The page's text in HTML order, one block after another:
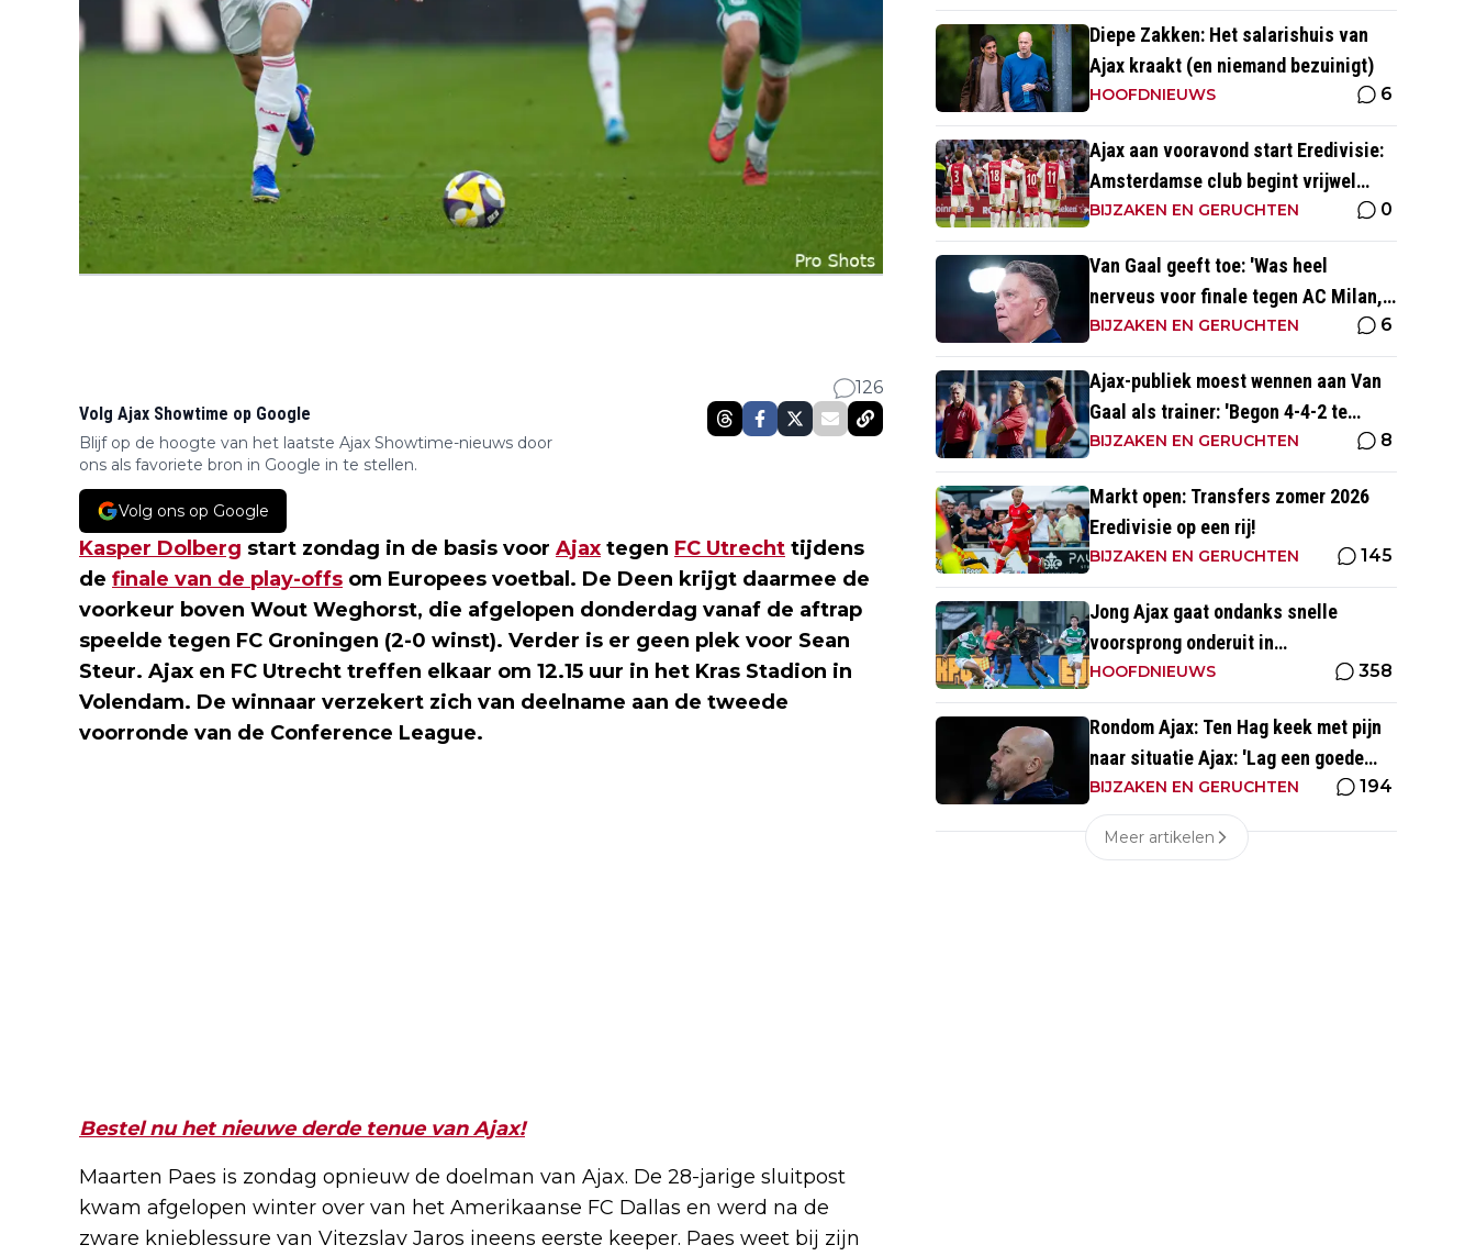
126
Volg Ajax Showtime op Google
Blijf op de hoogte van het laatste Ajax Showtime-nieuws door
ons als favoriete bron in Google in te stellen.
Volg ons op Google
Kasper Dolberg start zondag in de basis voor Ajax tegen FC Utrecht tijdens
de finale van de play-offs om Europees voetbal. De Deen krijgt daarmee de
voorkeur boven Wout Weghorst, die afgelopen donderdag vanaf de aftrap
speelde tegen FC Groningen (2-0 winst). Verder is er geen plek voor Sean
Steur. Ajax en FC Utrecht treffen elkaar om 12.15 uur in het Kras Stadion in
Volendam. De winnaar verzekert zich van deelname aan de tweede
voorronde van de Conference League.
Bestel nu het nieuwe derde tenue van Ajax!
Maarten Paes is zondag opnieuw de doelman van Ajax. De 28-jarige sluitpost
kwam afgelopen winter over van het Amerikaanse FC Dallas en werd na de
zware knieblessure van Vitezslav Jaros ineens eerste keeper. Paes weet bij zijn
Diepe Zakken: Het salarishuis van
Ajax kraakt (en niemand bezuinigt)
HOOFDNIEUWS 6
Ajax aan vooravond start Eredivisie:
Amsterdamse club begint vrijwel
altijd met zege
BIJZAKEN EN GERUCHTEN 0
Van Gaal geeft toe: 'Was heel
nerveus voor finale tegen AC Milan,
wist dat ze zich zouden aanpassen'
BIJZAKEN EN GERUCHTEN 6
Ajax-publiek moest wennen aan Van
Gaal als trainer: 'Begon 4-4-2 te
spelen, vloeken in de kerk'
BIJZAKEN EN GERUCHTEN 8
Markt open: Transfers zomer 2026
Eredivisie op een rij!
BIJZAKEN EN GERUCHTEN 145
Jong Ajax gaat ondanks snelle
voorsprong onderuit in
seizoensopener tegen FC Dordrecht
HOOFDNIEUWS 358
Rondom Ajax: Ten Hag keek met pijn
naar situatie Ajax: 'Lag een goede
basis om op voort te borduren'
BIJZAKEN EN GERUCHTEN 194
Meer artikelen